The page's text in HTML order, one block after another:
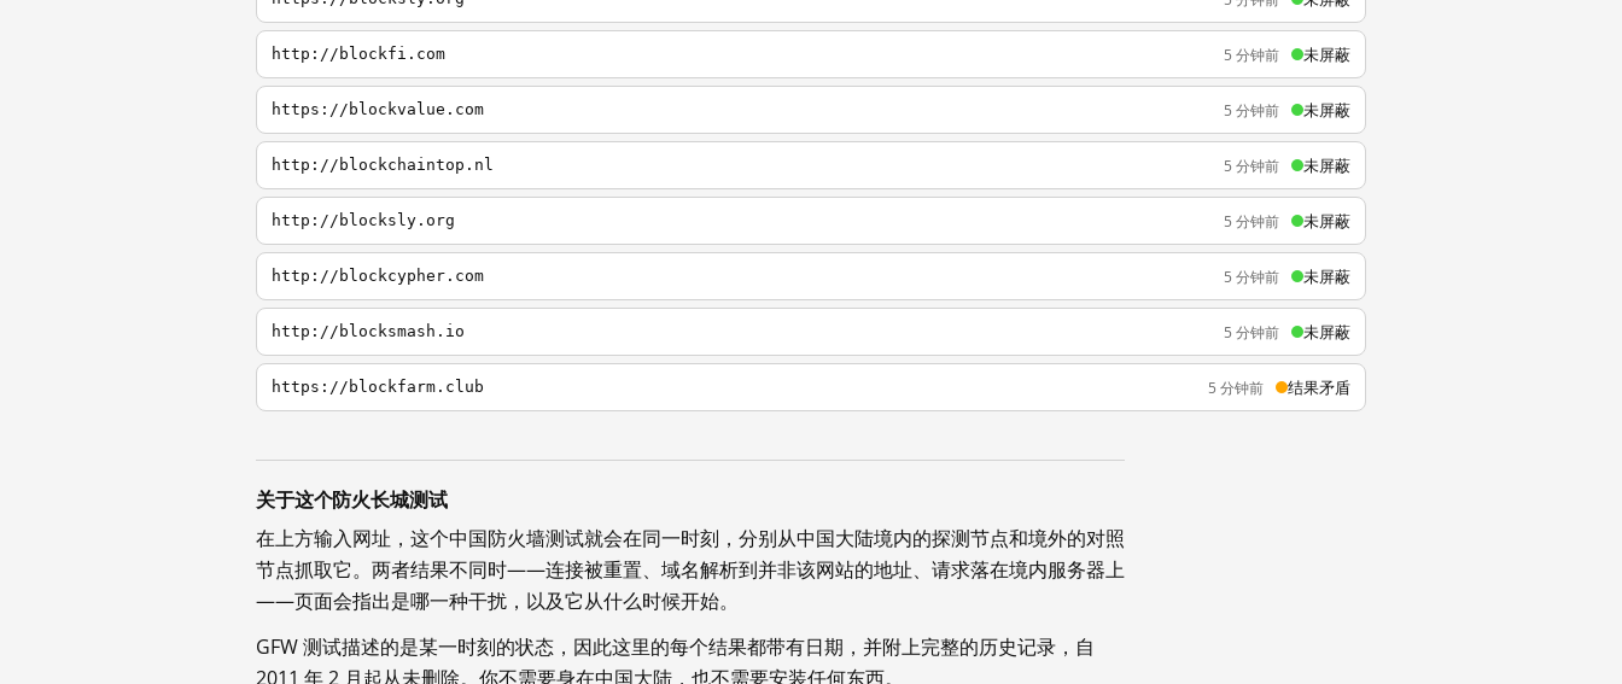
http://blockfi.com 5 分钟前 未屏蔽
https://blockvalue.com 5 分钟前 未屏蔽
http://blockchaintop.nl 5 分钟前 未屏蔽
http://blocksly.org 5 分钟前 未屏蔽
http://blockcypher.com 5 分钟前 未屏蔽
http://blocksmash.io 5 分钟前 未屏蔽
https://blockfarm.club 5 分钟前 结果矛盾
关于这个防火长城测试
在上方输入网址，这个中国防火墙测试就会在同一时刻，分别从中国大陆境内的探测节点和境外的对照
节点抓取它。两者结果不同时——连接被重置、域名解析到并非该网站的地址、请求落在境内服务器上
——页面会指出是哪一种干扰，以及它从什么时候开始。
GFW 测试描述的是某一时刻的状态，因此这里的每个结果都带有日期，并附上完整的历史记录，自
2011 年 2 月起从未删除。你不需要身在中国大陆，也不需要安装任何东西。